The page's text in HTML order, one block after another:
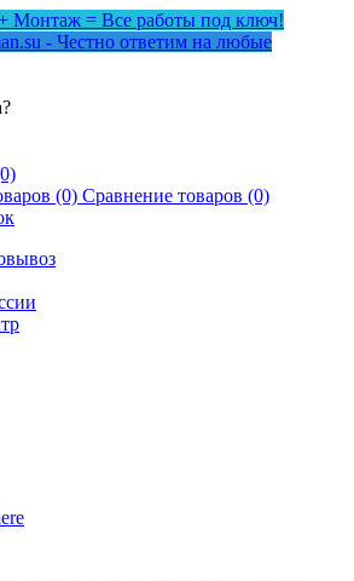
Монтаж = Все работы под ключ!
- Честно ответим на любые
?
Сравнение товаров (0)